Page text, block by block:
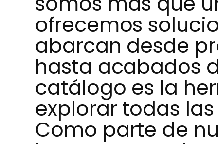
ofrecemos
abarcan desde
hasta acabados
catálogo es la
explorar todas
Como parte de